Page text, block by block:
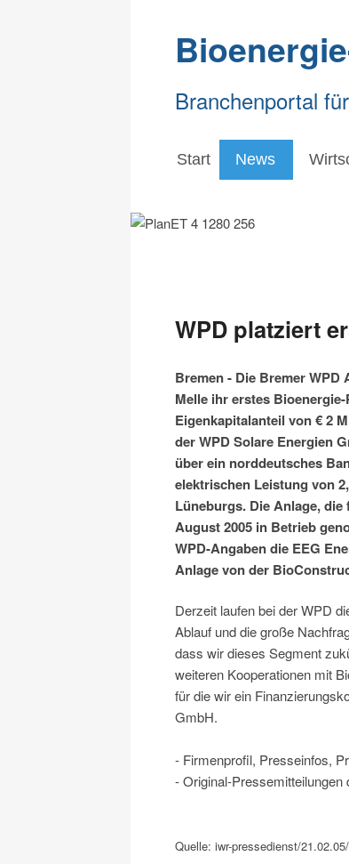
Branchenportal
Start News
WPD platziert
Bremen - Die Bremer
Melle ihr erstes
Eigenkapitalanteil von € 2
der WPD Solare Energien
über ein norddeutsches
elektrischen Leistung von
Lüneburgs. Die Anlage,
August 2005 in Betrieb
WPD-Angaben die EEG
Anlage von der
Derzeit laufen bei der WPD
Ablauf und die große
dass wir dieses Segment
weiteren Kooperationen mit
für die wir ein
GmbH.
- Firmenprofil, Presseinfos,
- Original-Pressemitteilungen
Quelle: iwr-pressedienst/21.02.05/